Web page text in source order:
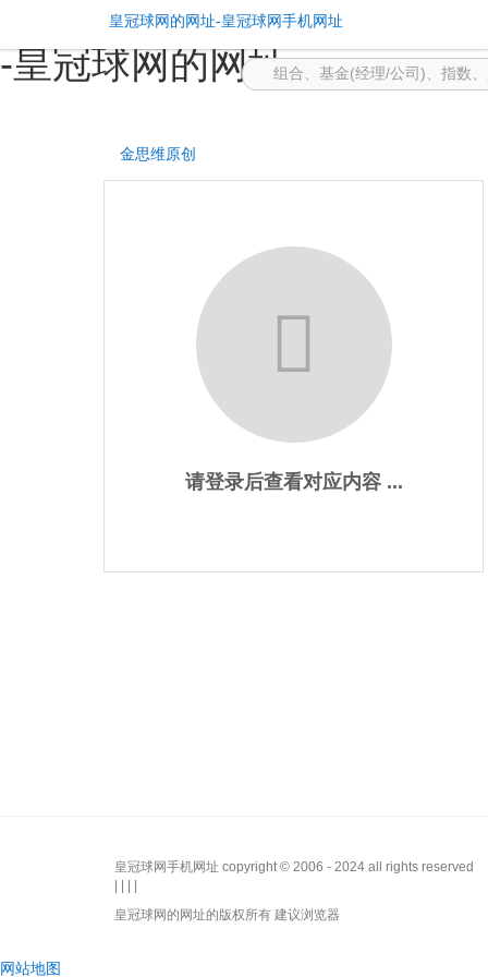
聊聊msci指数的那点儿事儿
-皇冠球网的网址
皇冠球网的网址-皇冠球网手机网址
金思维原创
请登录后查看对应内容 ...
皇冠球网手机网址 copyright © 2006 - 2024 all rights reserved
皇冠球网的网址的版权所有 建议浏览器
网站地图